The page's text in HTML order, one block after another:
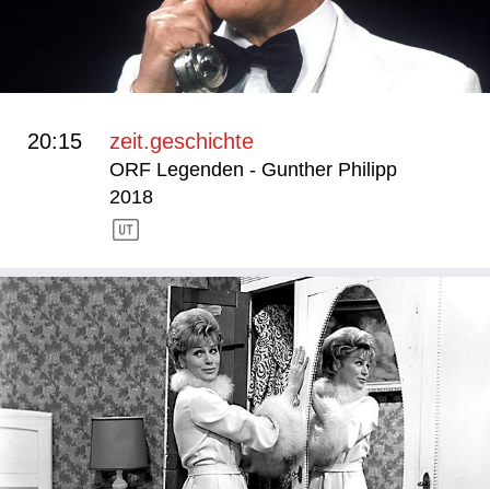
20:15 zeit.geschichte
ORF Legenden - Gunther Philipp
2018